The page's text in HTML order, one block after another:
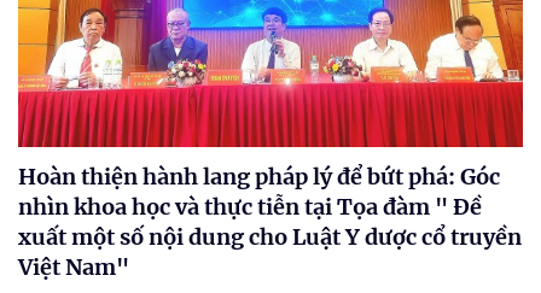
Hoàn thiện hành lang pháp lý để bứt phá: Góc
nhìn khoa học và thực tiễn tại Tọa đàm " Đề
xuất một số nội dung cho Luật Y dược cổ truyền
Việt Nam"